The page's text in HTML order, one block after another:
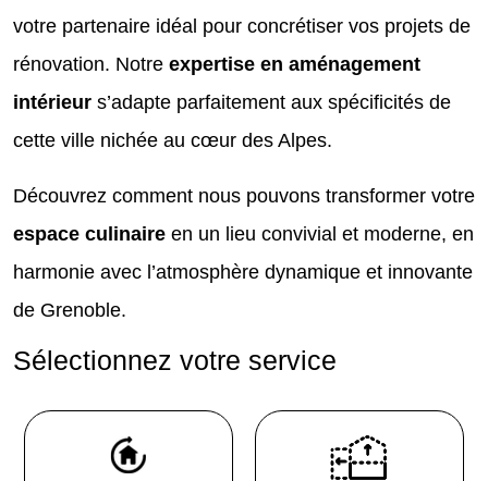
votre partenaire idéal pour concrétiser vos projets de
rénovation. Notre expertise en aménagement
intérieur s’adapte parfaitement aux spécificités de
cette ville nichée au cœur des Alpes.
Découvrez comment nous pouvons transformer votre
espace culinaire en un lieu convivial et moderne, en
harmonie avec l’atmosphère dynamique et innovante
de Grenoble.
Sélectionnez votre service